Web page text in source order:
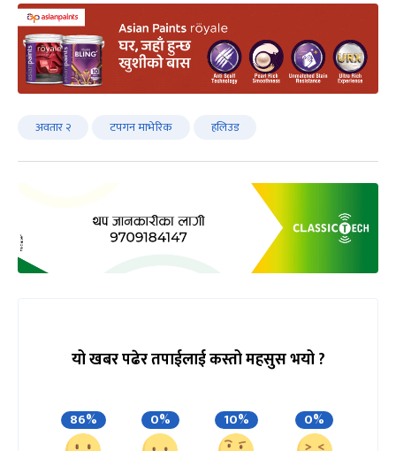
अवतार २ टपगन माभेरिक हलिउड
यो खबर पढेर तपाईलाई कस्तो महसुस भयो ?
86% 0% 10% 0%